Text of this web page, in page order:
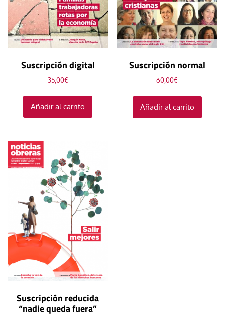
Suscripción digital
35,00€
Añadir al carrito
Suscripción normal
60,00€
Añadir al carrito
Suscripción reducida
“nadie queda fuera”